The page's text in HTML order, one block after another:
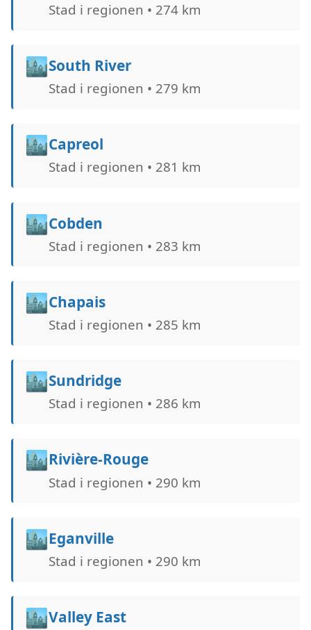
Stad i regionen • 274 km
🏙️South River
Stad i regionen • 279 km
🏙️Capreol
Stad i regionen • 281 km
🏙️Cobden
Stad i regionen • 283 km
🏙️Chapais
Stad i regionen • 285 km
🏙️Sundridge
Stad i regionen • 286 km
🏙️Rivière-Rouge
Stad i regionen • 290 km
🏙️Eganville
Stad i regionen • 290 km
🏙️Valley East